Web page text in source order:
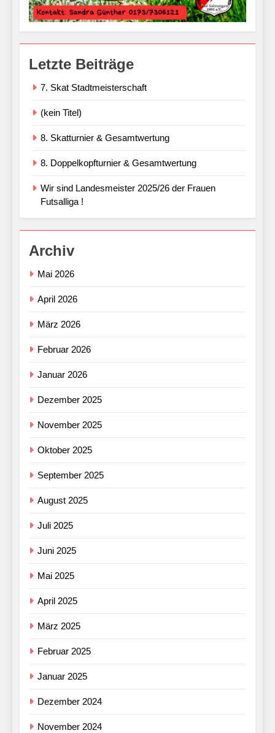
Letzte Beiträge
7. Skat Stadtmeisterschaft
(kein Titel)
8. Skatturnier & Gesamtwertung
8. Doppelkopfturnier & Gesamtwertung
Wir sind Landesmeister 2025/26 der Frauen
Futsalliga !
Archiv
Mai 2026
April 2026
März 2026
Februar 2026
Januar 2026
Dezember 2025
November 2025
Oktober 2025
September 2025
August 2025
Juli 2025
Juni 2025
Mai 2025
April 2025
März 2025
Februar 2025
Januar 2025
Dezember 2024
November 2024